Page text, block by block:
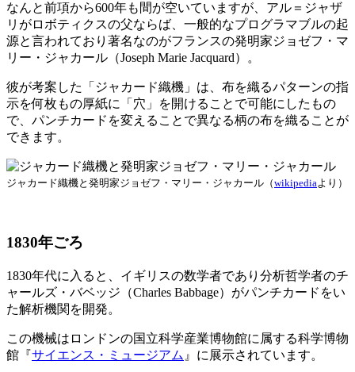
なんと前項から600年も間が空いていますが、アル＝ジャザ
リがロボティクスの父ならば、一般的なプログラマブルの起
源と言われており著名なのがフランスの発明家ジョゼフ・マ
リー・ジャカール（Joseph Marie Jacquard）。
彼が考案した「ジャカード織機」は、布を織るパターンの指
示を何枚もの厚紙に「穴」を開けることで可能にしたもの
で、パンチカードを変えることで異なる柄の布を織ることが
できます。
ジャカード織機と発明家ジョゼフ・マリー・ジャカール（wikipediaより）
1830年ごろ
1830年代に入ると、イギリスの数学者であり分析哲学者のチ
ャールズ・バベッジ（Charles Babbage）がパンチカードをい
た解析機関を開発。
この機械はロンドンの国立科学産業博物館に属する科学博物
館『サイエンス・ミュージアム 』に展示されています。